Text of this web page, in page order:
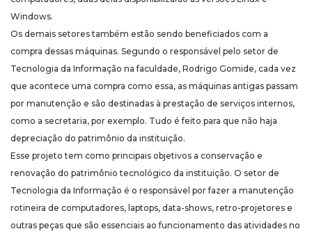
Windows.
Os demais setores também estão sendo beneficiados com a
compra dessas máquinas. Segundo o responsável pelo setor de
Tecnologia da Informação na faculdade, Rodrigo Gomide, cada vez
que acontece uma compra como essa, as máquinas antigas passam
por manutenção e são destinadas à prestação de serviços internos,
como a secretaria, por exemplo. Tudo é feito para que não haja
depreciação do patrimônio da instituição.
Esse projeto tem como principais objetivos a conservação e
renovação do patrimônio tecnológico da instituição. O setor de
Tecnologia da Informação é o responsável por fazer a manutenção
rotineira de computadores, laptops, data-shows, retro-projetores e
outras peças que são essenciais ao funcionamento das atividades no